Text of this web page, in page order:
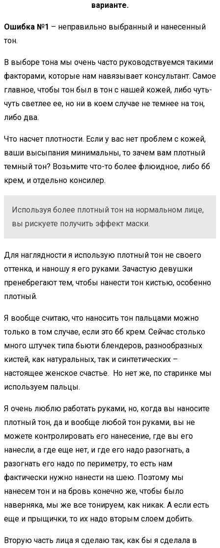
варианте.
Ошибка №1 – неправильно выбранный и нанесенный
тон.
В выборе тона мы очень часто руководствуемся такими
факторами, которые нам навязывает консультант. Самое
главное, чтобы тон был в тон с нашей кожей, либо чуть-
чуть светлее ее, но ни в коем случае не темнее на тон,
либо два.
Что насчет плотности. Если у вас нет проблем с кожей,
ваши высыпания минимальны, то зачем вам плотный
темный тон? Возьмите что-то более флюидное, либо бб
крем, и отдельно консилер.
Используя более плотный тон на нормальном лице,
вы рискуете получить эффект маски.
Для наглядности я использую плотный тон не своего
оттенка, и наношу я его руками. Зачастую девушки
пренебрегают тем, чтобы нанести тон кистью, особенно
плотный.
Я вообще считаю, что наносить тон пальцами можно
только в том случае, если это бб крем. Сейчас столько
много штучек типа бьюти блендеров, разнообразных
кистей, как натуральных, так и синтетических –
настоящее женское счастье. Но нет же, по старинке мы
используем пальцы.
Я очень люблю работать руками, но, когда вы наносите
плотный тон, да и вообще любой тон руками, вы не
можете контролировать его нанесение, где вы его
нанесли, а где еще нет, и где его надо разогнать, а
разогнать его надо по периметру, то есть нам
фактически нужно нанести на шею. Поэтому мы
нанесем тон и на бровь конечно же, чтобы было
наверняка, мы же все тонируем, как никак. А если есть
еще и прыщички, то их надо вторым слоем добить.
Вторую часть лица я сделаю так, как бы я сделала в